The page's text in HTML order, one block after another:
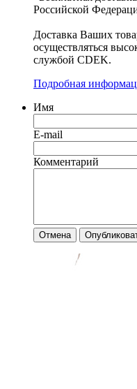
Российской
Доставка Ваших
осуществляться
службой CDEK.
Подробная
Имя
E-mail
Комментарий
Отмена